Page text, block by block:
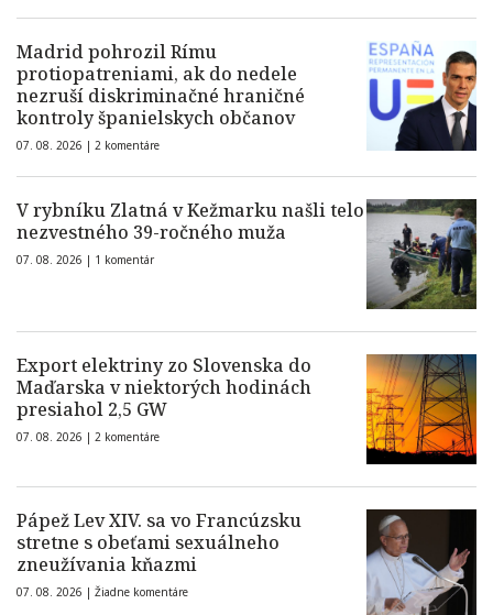
Madrid pohrozil Rímu
protiopatreniami, ak do nedele
nezruší diskriminačné hraničné
kontroly španielskych občanov
07. 08. 2026 | 2 komentáre
V rybníku Zlatná v Kežmarku našli telo
nezvestného 39-ročného muža
07. 08. 2026 | 1 komentár
Export elektriny zo Slovenska do
Maďarska v niektorých hodinách
presiahol 2,5 GW
07. 08. 2026 | 2 komentáre
Pápež Lev XIV. sa vo Francúzsku
stretne s obeťami sexuálneho
zneužívania kňazmi
07. 08. 2026 | Žiadne komentáre